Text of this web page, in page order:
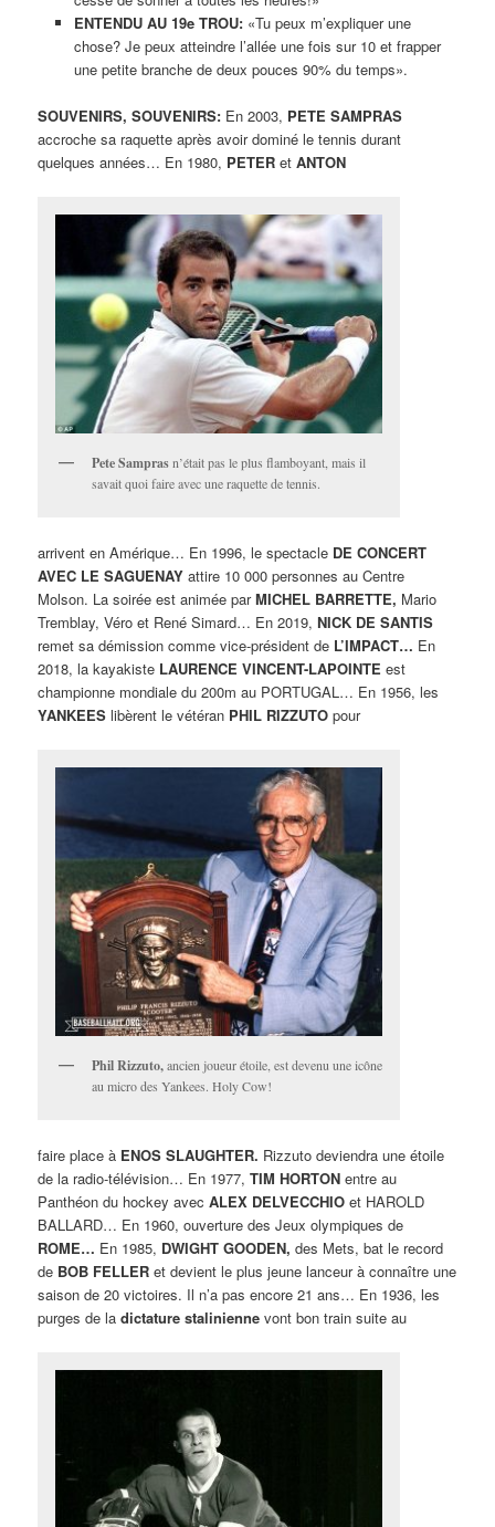
ENTENDU AU 19e TROU: «Tu peux m’expliquer une
chose? Je peux atteindre l’allée une fois sur 10 et frapper
une petite branche de deux pouces 90% du temps».
SOUVENIRS, SOUVENIRS: En 2003, PETE SAMPRAS
accroche sa raquette après avoir dominé le tennis durant
quelques années… En 1980, PETER etANTON
Pete Samprasn’était pas le plus flamboyant, mais il
savait quoi faire avec une raquette de tennis.
arrivent en Amérique… En 1996, le spectacle DE CONCERT
AVEC LE SAGUENAY attire 10 000 personnes au Centre
Molson. La soirée est animée parMICHEL BARRETTE, Mario
Tremblay, Véro et René Simard… En 2019,NICK DE SANTIS
remet sa démission comme vice-président de L’IMPACT… En
2018, la kayakiste LAURENCE VINCENT-LAPOINTE est
championne mondiale du 200m au PORTUGAL… En 1956, les
YANKEES libèrent le vétéran PHIL RIZZUTO pour
Phil Rizzuto,ancien joueur étoile, est devenu une icône
au micro des Yankees. Holy Cow!
faire place à ENOS SLAUGHTER. Rizzuto deviendra une étoile
de la radio-télévision… En 1977,TIM HORTON entre au
Panthéon du hockey avecALEX DELVECCHIO et HAROLD
BALLARD… En 1960, ouverture des Jeux olympiques de
ROME… En 1985, DWIGHT GOODEN, des Mets, bat le record
de BOB FELLER et devient le plus jeune lanceur à connaître une
saison de 20 victoires. Il n’a pas encore 21 ans… En 1936, les
purges de ladictature stalinienne vont bon train suite au